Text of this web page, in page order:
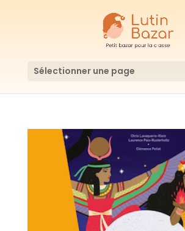
Sélectionner une page